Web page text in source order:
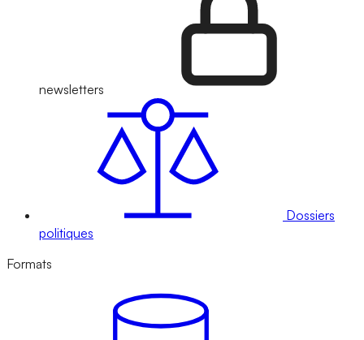
newsletters
Dossiers
politiques
Formats